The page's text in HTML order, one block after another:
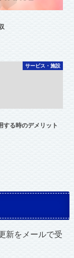
サービス・施設
する時のデメリット
新をメールで受